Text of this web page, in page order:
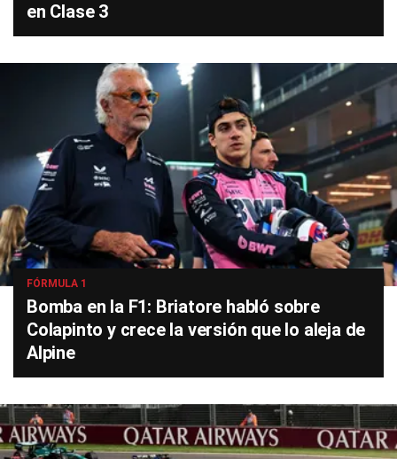
en Clase 3
FÓRMULA 1
Bomba en la F1: Briatore habló sobre
Colapinto y crece la versión que lo aleja de
Alpine